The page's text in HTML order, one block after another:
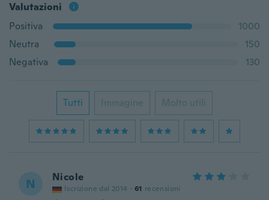
Valutazioni
Positiva
1000
Neutra
150
Negativa
130
Tutti Immagine Molto utili
N Nicole
Iscrizione dal 2014 · 61 recensioni